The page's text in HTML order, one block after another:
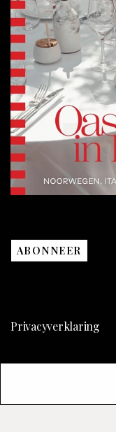
ABONNEER
Privacyverklaring